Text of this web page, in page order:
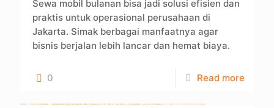
Sewa mobil bulanan bisa jadi solusi efisien dan
praktis untuk operasional perusahaan di
Jakarta. Simak berbagai manfaatnya agar
bisnis berjalan lebih lancar dan hemat biaya.
0 Read more